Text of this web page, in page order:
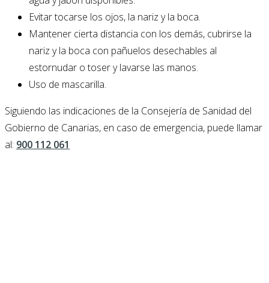
Evitar tocarse los ojos, la nariz y la boca.
Mantener cierta distancia con los demás, cubrirse la
nariz y la boca con pañuelos desechables al
estornudar o toser y lavarse las manos.
Uso de mascarilla.
Siguiendo las indicaciones de la Consejería de Sanidad del
Gobierno de Canarias, en caso de emergencia, puede llamar
al: 900 112 061